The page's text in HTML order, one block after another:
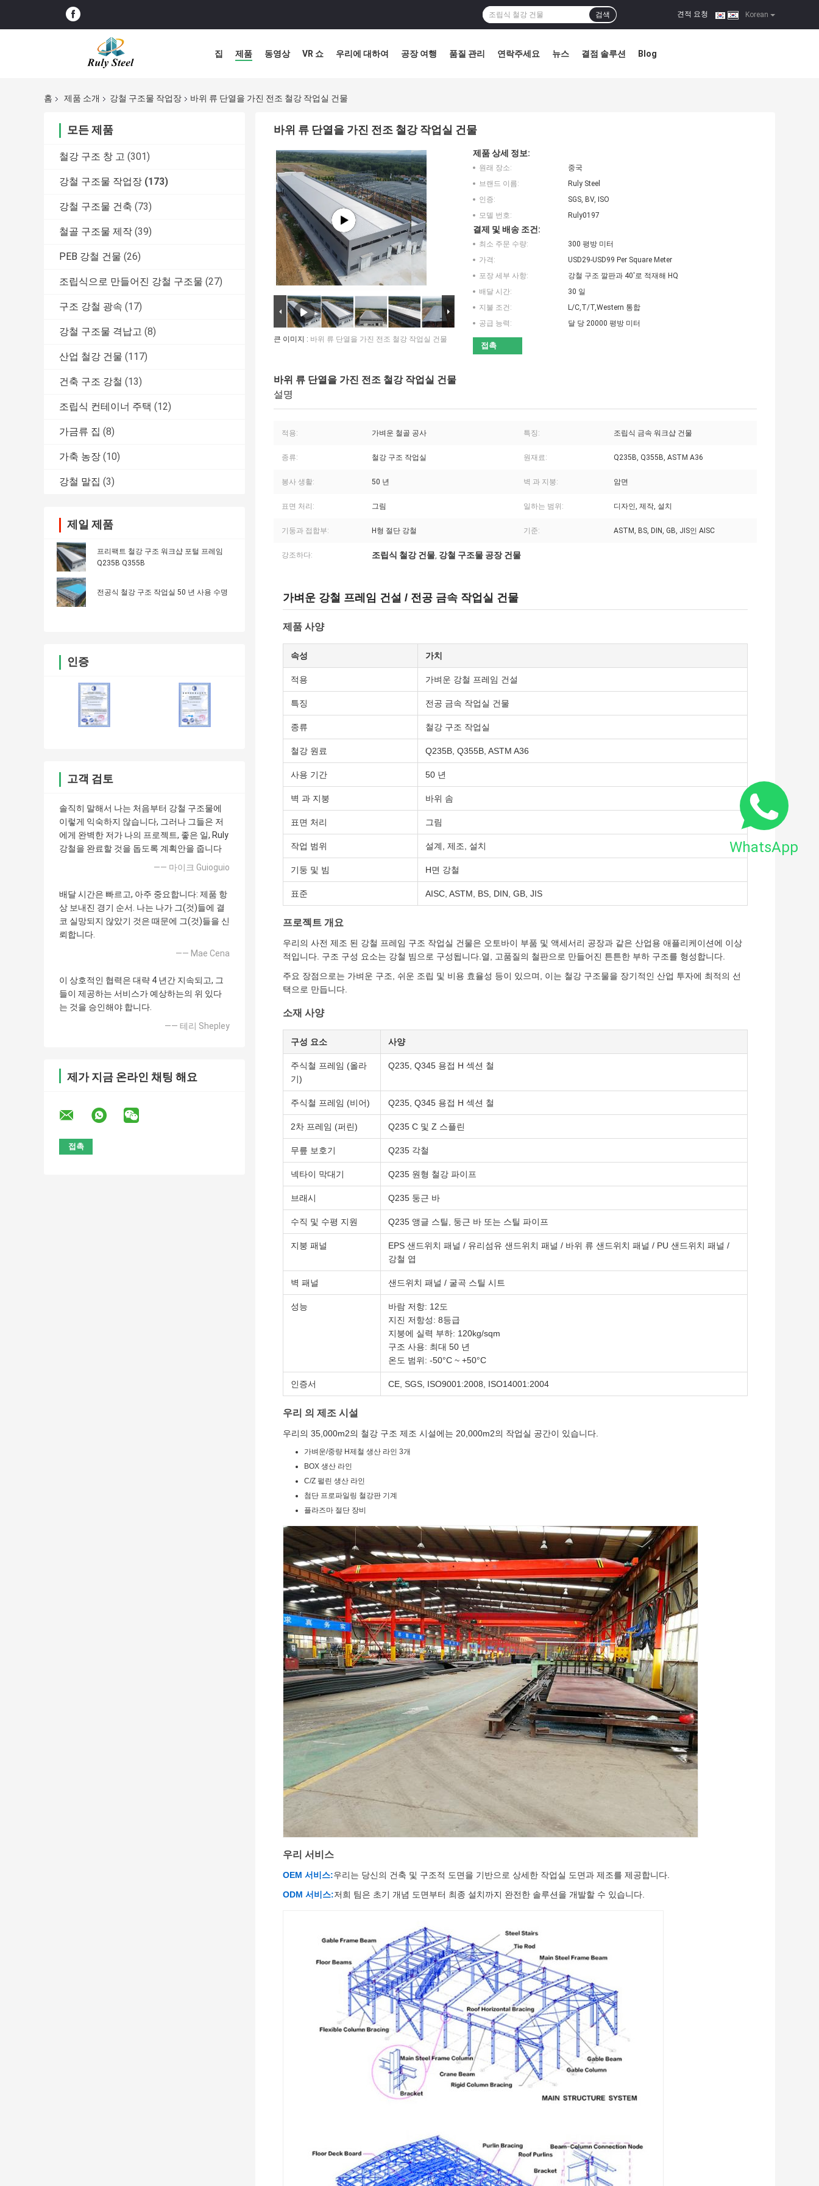
Korean
견적 요청 |
검색
집 제품 동영상 VR 쇼 우리에 대하여 공장 여행 품질 관리 연락주세요 뉴스 결점 솔루션 Blog
홈 제품 소개 강철 구조물 작업장 바위 류 단열을 가진 전조 철강 작업실 건물
모든 제품
철강 구조 창 고 (301)
강철 구조물 작업장 (173)
강철 구조물 건축 (73)
철골 구조물 제작 (39)
PEB 강철 건물 (26)
조립식으로 만들어진 강철 구조물 (27)
구조 강철 광속 (17)
강철 구조물 격납고 (8)
산업 철강 건물 (117)
건축 구조 강철 (13)
조립식 컨테이너 주택 (12)
가금류 집 (8)
가축 농장 (10)
강철 말집 (3)
제일 제품
프리팩트 철강 구조 워크샵 포털 프레임
Q235B Q355B
전공식 철강 구조 작업실 50 년 사용 수명
인증
고객 검토
솔직히 말해서 나는 처음부터 강철 구조물에
이렇게 익숙하지 않습니다, 그러나 그들은 저
에게 완벽한 저가 나의 프로젝트, 좋은 일, Ruly
강철을 완료할 것을 돕도록 계획안을 줍니다
—— 마이크 Guioguio
배달 시간은 빠르고, 아주 중요합니다: 제품 항
상 보내진 경기 순서. 나는 나가 그(것)들에 결
코 실망되지 않았기 것은 때문에 그(것)들을 신
뢰합니다.
—— Mae Cena
이 상호적인 협력은 대략 4 년간 지속되고, 그
들이 제공하는 서비스가 예상하는의 위 있다
는 것을 승인해야 합니다.
—— 테리 Shepley
제가 지금 온라인 채팅 해요
바위 류 단열을 가진 전조 철강 작업실 건물
큰 이미지 : 바위 류 단열을 가진 전조 철강 작업실 건물
제품 상세 정보:
원래 장소:
중국
브랜드 이름:
Ruly Steel
인증:
SGS, BV, ISO
모델 번호:
Ruly0197
결제 및 배송 조건:
최소 주문 수량:
300 평방 미터
가격:
USD29-USD99 Per Square Meter
포장 세부 사항:
강철 구조 깔판과 40'로 적재해 HQ
배달 시간:
30 일
지불 조건:
L/C,T/T,Western 통합
공급 능력:
달 당 20000 평방 미터
접촉
바위 류 단열을 가진 전조 철강 작업실 건물
설명
적용: 가벼운 철골 공사 특징: 조립식 금속 워크샵 건물
종류: 철강 구조 작업실 원재료: Q235B, Q355B, ASTM A36
봉사 생활: 50 년 벽 과 지붕: 암면
표면 처리: 그림 일하는 범위: 디자인, 제작, 설치
기둥과 접합부: H형 절단 강철 기준: ASTM, BS, DIN, GB, JIS인 AISC
강조하다: 조립식 철강 건물, 강철 구조물 공장 건물
가벼운 강철 프레임 건설 / 전공 금속 작업실 건물
제품 사양
속성 가치
적용 가벼운 강철 프레임 건설
특징 전공 금속 작업실 건물
종류 철강 구조 작업실
철강 원료 Q235B, Q355B, ASTM A36
사용 기간 50 년
벽 과 지붕 바위 솜
표면 처리 그림
작업 범위 설계, 제조, 설치
기둥 및 빔 H면 강철
표준 AISC, ASTM, BS, DIN, GB, JIS
프로젝트 개요
우리의 사전 제조 된 강철 프레임 구조 작업실 건물은 오토바이 부품 및 액세서리 공장과 같은 산업용 애플리케이션에 이상
적입니다. 구조 구성 요소는 강철 빔으로 구성됩니다.열, 고품질의 철판으로 만들어진 튼튼한 부하 구조를 형성합니다.
주요 장점으로는 가벼운 구조, 쉬운 조립 및 비용 효율성 등이 있으며, 이는 철강 구조물을 장기적인 산업 투자에 최적의 선
택으로 만듭니다.
소재 사양
구성 요소 사양
주식철 프레임 (올라
기)
Q235, Q345 용접 H 섹션 철
주식철 프레임 (비어) Q235, Q345 용접 H 섹션 철
2차 프레임 (퍼린) Q235 C 및 Z 스플린
무릎 보호기 Q235 각철
넥타이 막대기 Q235 원형 철강 파이프
브래시 Q235 둥근 바
수직 및 수평 지원 Q235 앵글 스틸, 둥근 바 또는 스틸 파이프
지붕 패널
EPS 샌드위치 패널 / 유리섬유 샌드위치 패널 / 바위 류 샌드위치 패널 / PU 샌드위치 패널 /
강철 엽
벽 패널 샌드위치 패널 / 굴곡 스틸 시트
성능
바람 저항: 12도
지진 저항성: 8등급
지붕에 실력 부하: 120kg/sqm
구조 사용: 최대 50 년
온도 범위: -50°C ~ +50°C
인증서 CE, SGS, ISO9001:2008, ISO14001:2004
우리 의 제조 시설
우리의 35,000m2의 철강 구조 제조 시설에는 20,000m2의 작업실 공간이 있습니다.
가벼운/중량 H제철 생산 라인 3개
BOX 생산 라인
C/Z 펄린 생산 라인
첨단 프로파일링 철강판 기계
플라즈마 절단 장비
우리 서비스
OEM 서비스:우리는 당신의 건축 및 구조적 도면을 기반으로 상세한 작업실 도면과 제조를 제공합니다.
ODM 서비스:저희 팀은 초기 개념 도면부터 최종 설치까지 완전한 솔루션을 개발할 수 있습니다.
WhatsApp